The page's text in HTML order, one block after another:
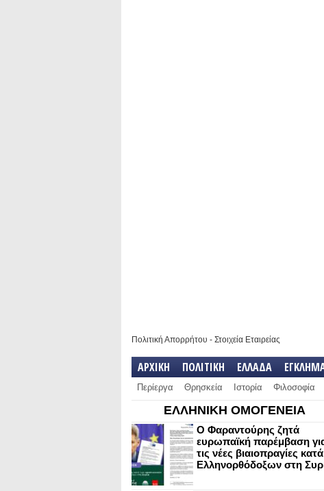
Πολιτική Απορρήτου - Στοιχεία Εταιρείας
ΑΡΧΙΚΗ ΠΟΛΙΤΙΚΗ ΕΛΛΑΔΑ
Περίεργα Θρησκεία Ιστορία Φιλοσοφία
ΕΛΛΗΝΙΚΗ ΟΜΟΓΕΝΕΙΑ
Ο Φαραντούρης ζητά
ευρωπαϊκή παρέμβαση
τις νέες βιαιοπραγίες κατά
Ελληνορθόδοξων στη